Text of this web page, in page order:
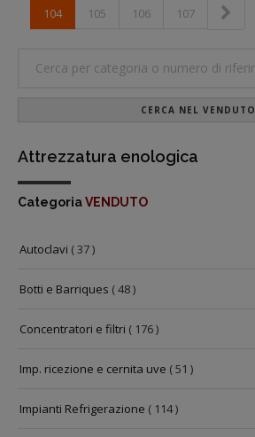
104
105 106 107
CERCA NEL VENDUTO
Attrezzatura enologica
CategoriaVENDUTO
Autoclavi ( 37 )
Botti e Barriques ( 48 )
Concentratori e filtri ( 176 )
Imp. ricezione e cernita uve ( 51 )
Impianti Refrigerazione ( 114 )